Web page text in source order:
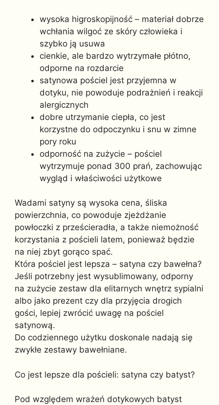
wysoka higroskopijność – materiał dobrze
wchłania wilgoć ze skóry człowieka i
szybko ją usuwa
cienkie, ale bardzo wytrzymałe płótno,
odporne na rozdarcie
satynowa pościel jest przyjemna w
dotyku, nie powoduje podrażnień i reakcji
alergicznych
dobre utrzymanie ciepła, co jest
korzystne do odpoczynku i snu w zimne
pory roku
odporność na zużycie – pościel
wytrzymuje ponad 300 prań, zachowując
wygląd i właściwości użytkowe
Wadami satyny są wysoka cena, śliska
powierzchnia, co powoduje zjeżdżanie
powłoczki z prześcieradła, a także niemożność
korzystania z pościeli latem, ponieważ będzie
na niej zbyt gorąco spać.
Która pościel jest lepsza – satyna czy bawełna?
Jeśli potrzebny jest wysublimowany, odporny
na zużycie zestaw dla elitarnych wnętrz sypialni
albo jako prezent czy dla przyjęcia drogich
gości, lepiej zwrócić uwagę na pościel
satynową.
Do codziennego użytku doskonale nadają się
zwykłe zestawy bawełniane.
Co jest lepsze dla pościeli: satyna czy batyst?
Pod względem wrażeń dotykowych batyst